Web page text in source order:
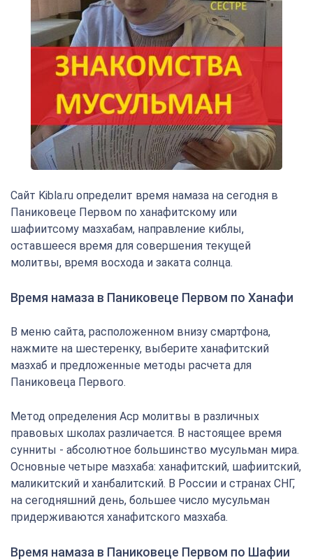
Сайт Kibla.ru определит время намаза на сегодня в
Паниковеце Первом по ханафитскому или
шафиитсому мазхабам, направление киблы,
оставшееся время для совершения текущей
молитвы, время восхода и заката солнца.
Время намаза в Паниковеце Первом по Ханафи
В меню сайта, расположенном внизу смартфона,
нажмите на шестеренку, выберите ханафитский
мазхаб и предложенные методы расчета для
Паниковеца Первого.
Метод определения Аср молитвы в различных
правовых школах различается. В настоящее время
сунниты - абсолютное большинство мусульман мира.
Основные четыре мазхаба: ханафитский, шафиитский,
маликитский и ханбалитский. В России и странах СНГ,
на сегодняшний день, большее число мусульман
придерживаются ханафитского мазхаба.
Время намаза в Паниковеце Первом по Шафии